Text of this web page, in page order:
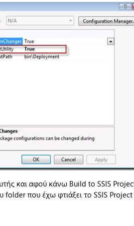
και αφού κάνω Build to SSIS
folder που έχω φτιάξει το SSIS